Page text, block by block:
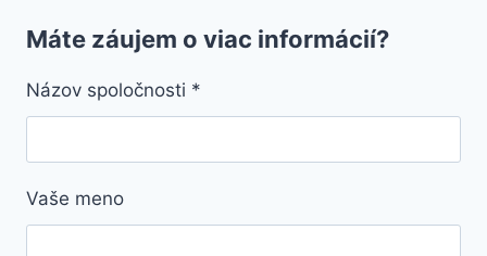
Máte záujem o viac informácií?
Názov spoločnosti *
Vaše meno